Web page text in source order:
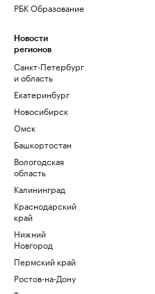
РБК Образование
Новости
регионов
Санкт-Петербург
и область
Екатеринбург
Новосибирск
Омск
Башкортостан
Вологодская
область
Калининград
Краснодарский
край
Нижний
Новгород
Пермский край
Ростов-на-Дону